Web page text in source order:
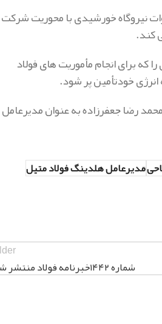
کرد: با ایجاد این زیرساخت‌ها، هلدینگ فولاد متیل تاکنون بیش از ۵۰ مگاوات نیروگاه خورشیدی با محوریت شرکت
کند.
برای انجام مأموریت های فولاد
خودتأمین پر شود.
رضا جعفرزاده به عنوان مدیرعامل
مدیرعامل هلدینگ فولاد متیل
شماره ۱۴۴۲خبرنامه فولاد منتشر شد